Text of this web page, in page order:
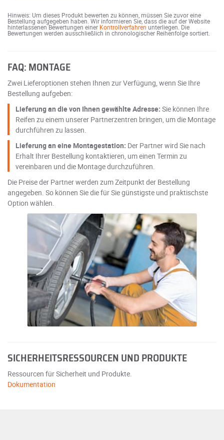
Hinweis: Um dieses Produkt bewerten zu können, müssen Sie zuvor eine
Bestellung aufgegeben haben. Wir informieren Sie, dass die auf der Website
hinterlassenen Bewertungen einer Kontrollverfahren unterliegen. Die
Bewertungen werden ausschließlich in chronologischer Reihenfolge sortiert.
FAQ: MONTAGE
Zwei Lieferoptionen stehen Ihnen zur Verfügung, wenn Sie Ihre
Bestellung aufgeben:
Lieferung an die von Ihnen gewählte Adresse: Sie können Ihre
Reifen zu einem unserer Partnerzentren bringen, um die Montage
durchführen zu lassen.
Lieferung an eine Montagestation: Der Partner wird Sie nach
Erhalt Ihrer Bestellung kontaktieren, um einen Termin zu
vereinbaren und die Montage durchzuführen.
Die Preise der Partner werden zum Zeitpunkt der Bestellung
angegeben. So können Sie die für Sie günstigste und praktischste
Option wählen.
SICHERHEITSRESSOURCEN UND PRODUKTE
Ressourcen für Sicherheit und Produkte.
Dokumentation